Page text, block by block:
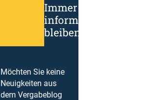
Immer
informiert
bleiben!
Möchten Sie keine
Neuigkeiten aus
dem Vergabeblog